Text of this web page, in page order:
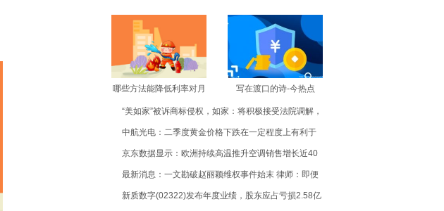
哪些方法能降低利率对月
写在渡口的诗-今热点
“美如家”被诉商标侵权，如家：将积极接受法院调解，
妥善解决_热讯
中航光电：二季度黄金价格下跌在一定程度上有利于
公司成本下降-当前聚焦
京东数据显示：欧洲持续高温推升空调销售增长近40
倍|每日快讯
最新消息：一文勘破赵丽颖维权事件始末 律师：即便
只是转发造谣内容，同样要承担侵权责任
新质数字(02322)发布年度业绩，股东应占亏损2.58亿